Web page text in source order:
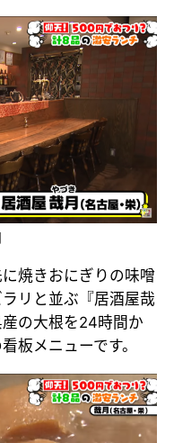
焼きおにぎりの味噌
リと並ぶ『居酒屋哉
の大根を24時間か
板メニューです。